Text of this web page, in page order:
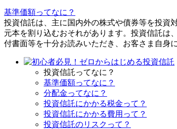
基準価額ってなに？
投資信託は、主に国内外の株式や債券等を投資
元本を割り込むおそれがあります。投資信託は
付書面等を十分お読みいただき、お客さま自身
投資信託ってなに？
基準価額ってなに？
分配金ってなに？
投資信託にかかる税金って？
投資信託にかかる費用って？
投資信託のリスクって？